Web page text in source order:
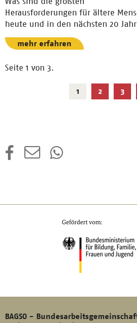
Herausforderungen für ältere
heute und in den nächsten 20
mehr erfahren
Seite 1 von 3.
1Aktuelle
Seite
2 3
BAGSO -